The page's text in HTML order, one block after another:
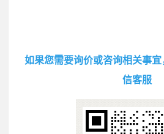
如果您需要询价或咨询相关事
信客服